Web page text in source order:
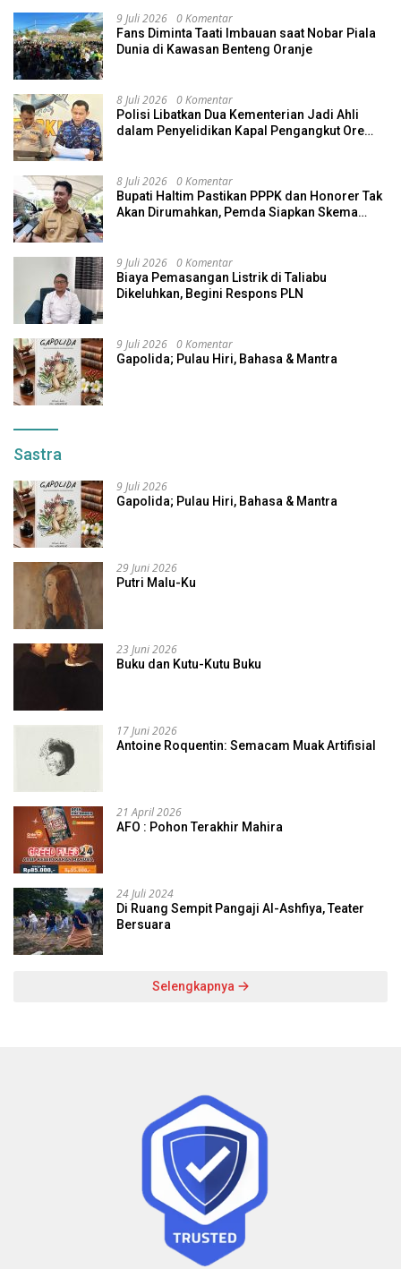
9 Juli 2026 0 Komentar
Fans Diminta Taati Imbauan saat Nobar Piala
Dunia di Kawasan Benteng Oranje
8 Juli 2026 0 Komentar
Polisi Libatkan Dua Kementerian Jadi Ahli
dalam Penyelidikan Kapal Pengangkut Ore
8 Juli 2026 0 Komentar
Bupati Haltim Pastikan PPPK dan Honorer Tak
Akan Dirumahkan, Pemda Siapkan Skema
9 Juli 2026 0 Komentar
Biaya Pemasangan Listrik di Taliabu
Dikeluhkan, Begini Respons PLN
9 Juli 2026 0 Komentar
Gapolida; Pulau Hiri, Bahasa & Mantra
Sastra
9 Juli 2026
Gapolida; Pulau Hiri, Bahasa & Mantra
29 Juni 2026
Putri Malu-Ku
23 Juni 2026
Buku dan Kutu-Kutu Buku
17 Juni 2026
Antoine Roquentin: Semacam Muak Artifisial
21 April 2026
AFO : Pohon Terakhir Mahira
24 Juli 2024
Di Ruang Sempit Pangaji Al-Ashfiya, Teater
Bersuara
Selengkapnya